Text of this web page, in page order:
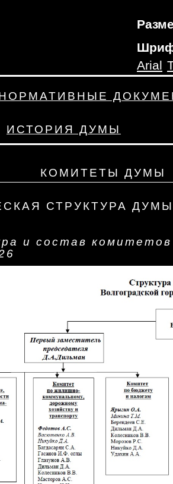
Arial
ИСТОРИЯ ДУМЫ
КОМИТЕТЫ ДУМЫ
СТРУКТУРА ДУМЫ
и состав комитетов